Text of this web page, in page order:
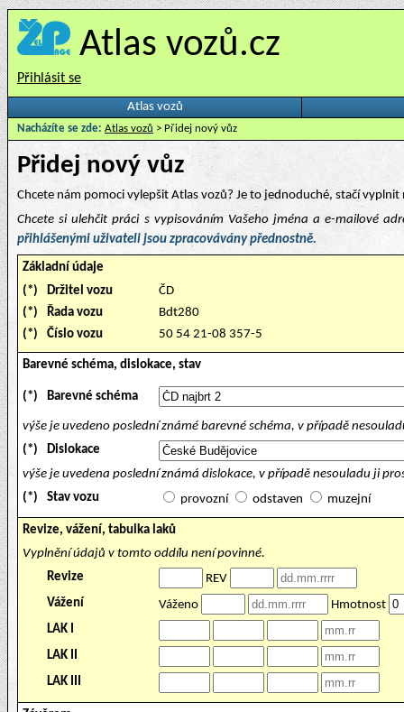
Atlas vozů.cz
Přihlásit se
Atlas vozů
Nacházíte se zde: Atlas vozů > Přidej nový vůz
Přidej nový vůz
Chcete nám pomoci vylepšit Atlas vozů? Je to jednoduché, stačí
Chcete si ulehčit práci s vypisováním Vašeho jména a e-mailové
přihlášenými uživateli jsou zpracovávány přednostně.
Základní údaje
(*)
Držitel vozu
ČD
(*)
Řada vozu
Bdt280
(*)
Číslo vozu 50 54 21-08 357-5
Barevné schéma, dislokace, stav
(*) Barevné schéma
výše je uvedeno poslední známé barevné schéma, v případě
(*)
Dislokace
výše je uvedena poslední známá dislokace, v případě nesouladu ji
(*)
Stav vozu provozní odstaven muzejní
Revize, vážení, tabulka laků
Vyplnění údajů v tomto oddílu není povinné.
Revize
REV
Vážení
Váženo
Hmotnost
LAK I
LAK II
LAK III